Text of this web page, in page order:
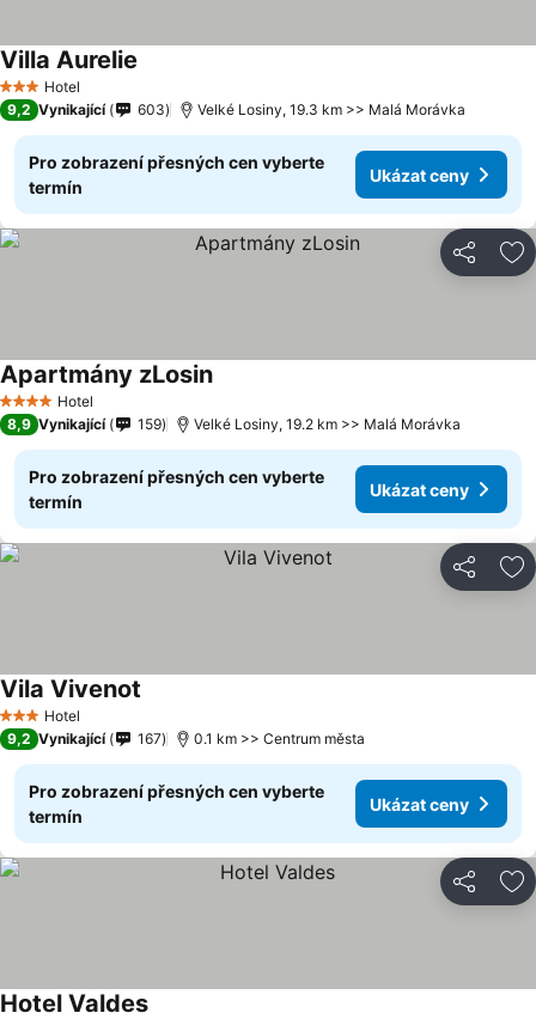
3 Počet hvězdiček
Hotel
Villa Aurelie
9,2 Vynikající 603 Velké Losiny, 19.3 km >> Malá Morávka
Pro zobrazení přesných cen vyberte
termín
Ukázat ceny
Sdílet
4 Počet hvězdiček
Hotel
Apartmány zLosin
8,9 Vynikající 159 Velké Losiny, 19.2 km >> Malá Morávka
Pro zobrazení přesných cen vyberte
termín
Ukázat ceny
Sdílet
3 Počet hvězdiček
Hotel
Vila Vivenot
9,2 Vynikající 167 0.1 km >> Centrum města
Pro zobrazení přesných cen vyberte
termín
Ukázat ceny
Sdílet
Hotel Valdes